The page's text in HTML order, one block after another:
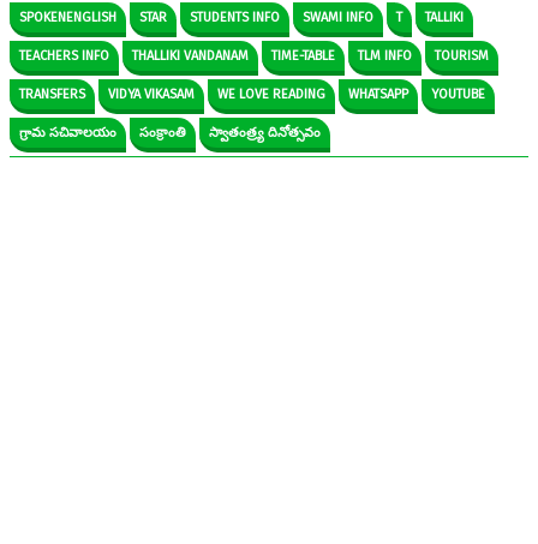
SPOKENENGLISH STAR STUDENTS INFO SWAMI INFO T TALLIKI
TEACHERS INFO THALLIKI VANDANAM TIME-TABLE TLM INFO TOURISM
TRANSFERS VIDYA VIKASAM WE LOVE READING WHATSAPP YOUTUBE
గ్రామ సచివాలయం సంక్రాంతి స్వాతంత్ర్య దినోత్సవం